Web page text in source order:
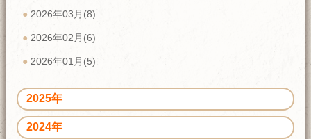
2026年03月(8)
2026年02月(6)
2026年01月(5)
2025年
2024年